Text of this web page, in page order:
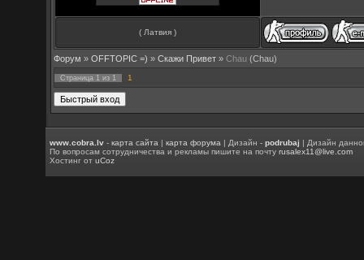
( Латвия )
Форум » OFFTOPIC =) » Скажи Привет » Chau (Chau)
Страница 1 из 1 1
www.cobra.lv -карта сайта |карта форума | Дизайн -podrubaj | Дизайн
По вопросам сотрудничества и рекламы пишите на почтуrusalex11@live.com
Хостинг отuCoz